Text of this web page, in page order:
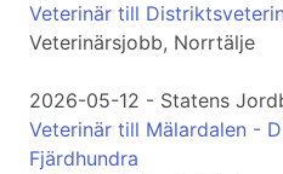
Veterinär till
Veterinärsjobb, Norrtälje
2026-05-12 - Statens
Veterinär till Mälardalen -
Fjärdhundra